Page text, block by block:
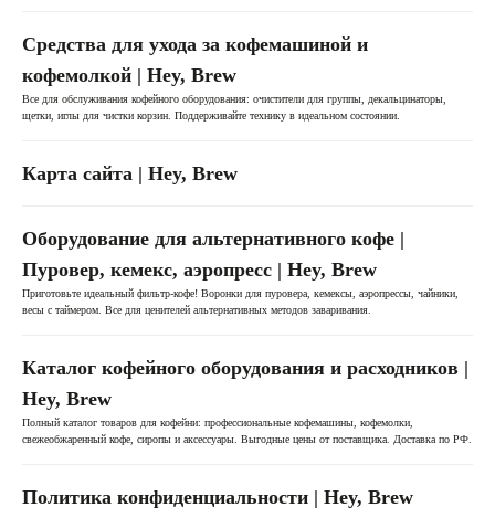
Средства для ухода за кофемашиной и
кофемолкой | Hey, Brew
Все для обслуживания кофейного оборудования: очистители для группы, декальцинаторы,
щетки, иглы для чистки корзин. Поддерживайте технику в идеальном состоянии.
Карта сайта | Hey, Brew
Оборудование для альтернативного кофе |
Пуровер, кемекс, аэропресс | Hey, Brew
Приготовьте идеальный фильтр-кофе! Воронки для пуровера, кемексы, аэропрессы, чайники,
весы с таймером. Все для ценителей альтернативных методов заваривания.
Каталог кофейного оборудования и расходников |
Hey, Brew
Полный каталог товаров для кофейни: профессиональные кофемашины, кофемолки,
свежеобжаренный кофе, сиропы и аксессуары. Выгодные цены от поставщика. Доставка по РФ.
Политика конфиденциальности | Hey, Brew
ИНФОРМАЦИЯ
+7 (923) 370-86-19
i.kusmarow@gmail.com
Инструменты и аксессуары
Обмен и возврат
Сервисный центр
Поставщикам